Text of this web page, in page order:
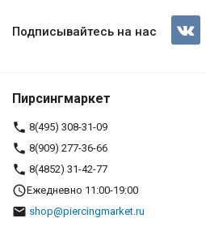
Подписывайтесь на нас
Пирсингмаркет
8(495) 308-31-09
8(909) 277-36-66
8(4852) 31-42-77
Ежедневно 11:00-19:00
shop@piercingmarket.ru